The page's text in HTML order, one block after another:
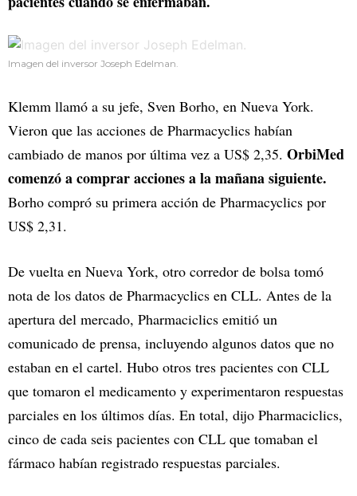
Imagen del inversor Joseph Edelman.
Klemm llamó a su jefe, Sven Borho, en Nueva York.
Vieron que las acciones de Pharmacyclics habían
cambiado de manos por última vez a US$ 2,35. OrbiMed
comenzó a comprar acciones a la mañana siguiente.
Borho compró su primera acción de Pharmacyclics por
US$ 2,31.
De vuelta en Nueva York, otro corredor de bolsa tomó
nota de los datos de Pharmacyclics en CLL. Antes de la
apertura del mercado, Pharmaciclics emitió un
comunicado de prensa, incluyendo algunos datos que no
estaban en el cartel. Hubo otros tres pacientes con CLL
que tomaron el medicamento y experimentaron respuestas
parciales en los últimos días. En total, dijo Pharmaciclics,
cinco de cada seis pacientes con CLL que tomaban el
fármaco habían registrado respuestas parciales.